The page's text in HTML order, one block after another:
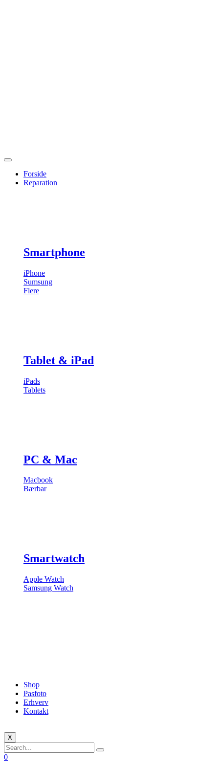
Forside
Reparation
Smartphone
iPhone
Sumsung
Flere
Tablet & iPad
iPads
Tablets
PC & Mac
Macbook
Bærbar
Smartwatch
Apple Watch
Samsung Watch
Shop
Pasfoto
Erhverv
Kontakt
X
0